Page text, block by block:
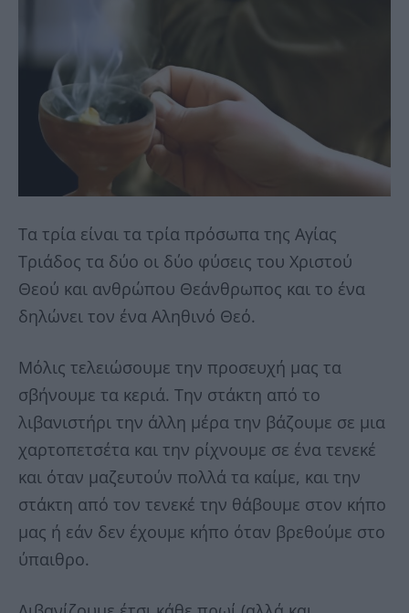
Τα τρία είναι τα τρία πρόσωπα της Αγίας
Τριάδος τα δύο οι δύο φύσεις του Χριστού
Θεού και ανθρώπου Θεάνθρωπος και το ένα
δηλώνει τον ένα Αληθινό Θεό.
Μόλις τελειώσουμε την προσευχή μας τα
σβήνουμε τα κεριά. Την στάκτη από το
λιβανιστήρι την άλλη μέρα την βάζουμε σε μια
χαρτοπετσέτα και την ρίχνουμε σε ένα τενεκέ
και όταν μαζευτούν πολλά τα καίμε, και την
στάκτη από τον τενεκέ την θάβουμε στον κήπο
μας ή εάν δεν έχουμε κήπο όταν βρεθούμε στο
ύπαιθρο.